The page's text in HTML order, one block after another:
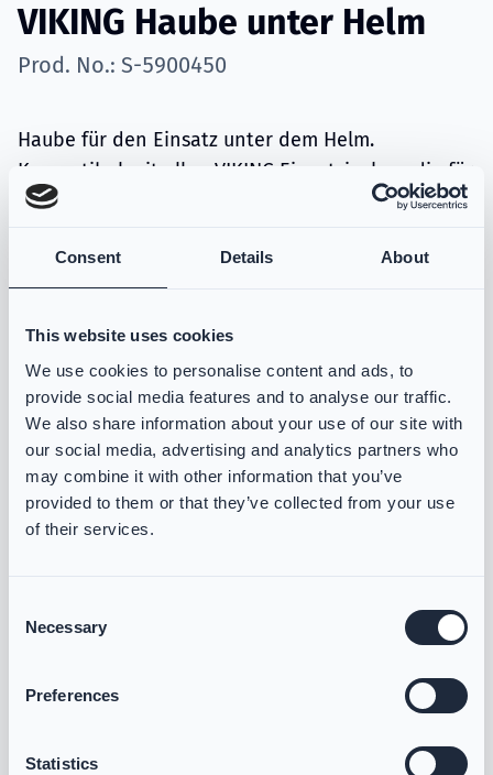
Consent Details About
This website uses cookies
We use cookies to personalise content and ads, to
provide social media features and to analyse our traffic.
We also share information about your use of our site with
our social media, advertising and analytics partners who
may combine it with other information that you’ve
provided to them or that they’ve collected from your use
of their services.
Selection
Necessary
Preferences
Statistics
VIKING Haube unter Helm
Prod. No.: S-5900450
Haube für den Einsatz unter dem Helm.
Kompatibel mit allen VIKING Einsatzjacken, die für
eine Haube unter dem Helm ausgestattet sind.
Verfügbare Farben
Die Farbverfügbarkeit hängt von der Maßfertigung ab
Gelb
Orange
Dunkelblau
Gold